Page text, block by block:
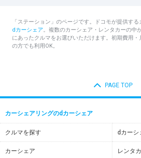
「ステーション」のページです。ドコモが提供する
dカーシェア。複数のカーシェア・レンタカーの中
にあったクルマをお選びいただけます。初期費用
の方でも利用OK。
PAGE TOP
カーシェアリングのdカーシェア
クルマを探す dカーシ
カーシェア レンタ